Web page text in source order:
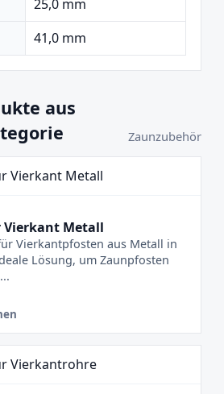
25,0 mm
41,0 mm
aus
Zaunzubehör
Metall
Vierkantpfosten aus Metall in
Lösung, um Zaunpfosten